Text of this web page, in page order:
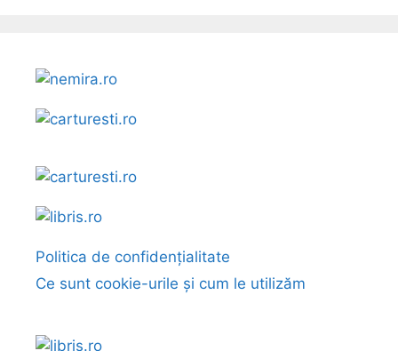
Politica de confidențialitate
Ce sunt cookie-urile și cum le utilizăm